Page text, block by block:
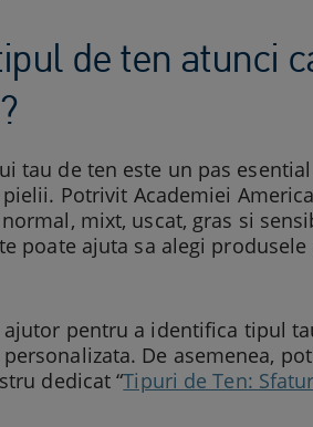
de ten atunci
tau de ten este un pas
Potrivit Academiei
mixt, uscat, gras si
poate ajuta sa alegi
ajutor pentru a identifica tipul
De asemenea,
dedicat “Tipuri de Ten: